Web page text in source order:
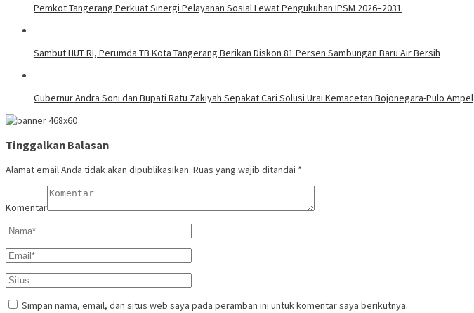
Pemkot Tangerang Perkuat Sinergi Pelayanan Sosial Lewat Pengukuhan IPSM 2026–2031
Sambut HUT RI, Perumda TB Kota Tangerang Berikan Diskon 81 Persen Sambungan Baru Air Bersih
Gubernur Andra Soni dan Bupati Ratu Zakiyah Sepakat Cari Solusi Urai Kemacetan Bojonegara-Pulo Ampel
Tinggalkan Balasan
Alamat email Anda tidak akan dipublikasikan. Ruas yang wajib ditandai *
Komentar
Simpan nama, email, dan situs web saya pada peramban ini untuk komentar saya berikutnya.